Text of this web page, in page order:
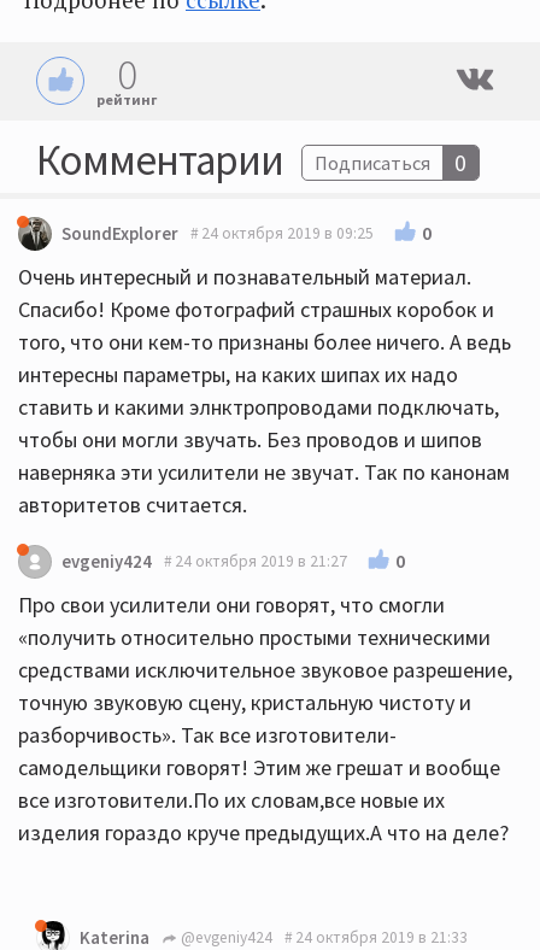
0
рейтинг
Комментарии Подписаться 0
SoundExplorer 24 октября 2019 в 09:25 0
Очень интересный и познавательный материал.
Спасибо! Кроме фотографий страшных коробок и
того, что они кем-то признаны более ничего. А ведь
интересны параметры, на каких шипах их надо
ставить и какими элнктропроводами подключать,
чтобы они могли звучать. Без проводов и шипов
наверняка эти усилители не звучат. Так по канонам
авторитетов считается.
evgeniy424 24 октября 2019 в 21:27 0
Про свои усилители они говорят, что смогли
«получить относительно простыми техническими
средствами исключительное звуковое разрешение,
точную звуковую сцену, кристальную чистоту и
разборчивость». Так все изготовители-
самодельщики говорят! Этим же грешат и вообще
все изготовители.По их словам,все новые их
изделия гораздо круче предыдущих.А что на деле?
Katerina @evgeniy424 24 октября 2019 в 21:33